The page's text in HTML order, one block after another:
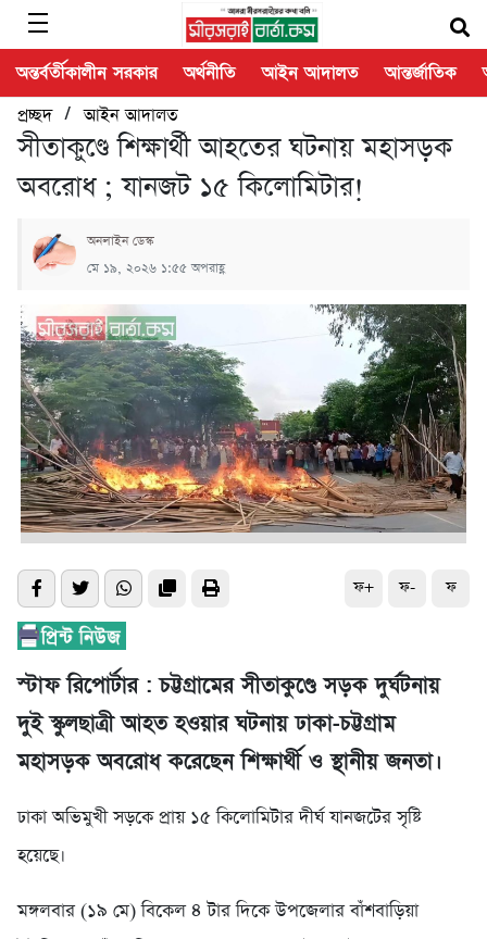
অন্তর্বর্তীকালীন সরকার অর্থনীতি আইন আদালত আন্তর্জাতিক
প্রচ্ছদ/আইন আদালত
সীতাকুণ্ডে শিক্ষার্থী আহতের ঘটনায় মহাসড়ক
অবরোধ ; যানজট ১৫ কিলোমিটার!
অনলাইন ডেস্ক
মে ১৯, ২০২৬ ১:৫৫ অপরাহ্ণ
ফ+ ফ- ফ
স্টাফ রিপোর্টার : চট্টগ্রামের সীতাকুণ্ডে সড়ক দুর্ঘটনায়
দুই স্কুলছাত্রী আহত হওয়ার ঘটনায় ঢাকা-চট্টগ্রাম
মহাসড়ক অবরোধ করেছেন শিক্ষার্থী ও স্থানীয় জনতা।
ঢাকা অভিমুখী সড়কে প্রায় ১৫ কিলোমিটার দীর্ঘ যানজটের সৃষ্টি
হয়েছে।
মঙ্গলবার (১৯ মে) বিকেল ৪ টার দিকে উপজেলার বাঁশবাড়িয়া